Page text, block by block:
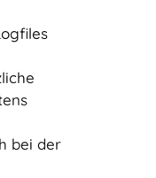
bei der